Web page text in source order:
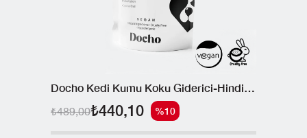
Docho Kedi Kumu Koku Giderici-Hindistan Cevizi Kabuğu Bazlı Aktif Karbon 400 g
₺440,10
₺489,00 %10